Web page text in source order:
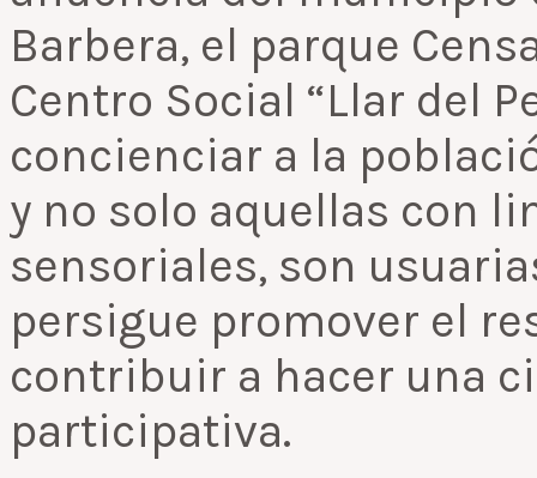
Barbera, el parque
Centro Social “Llar del
concienciar a la
y no solo aquellas con
sensoriales, son
persigue promover el
contribuir a hacer una
participativa.